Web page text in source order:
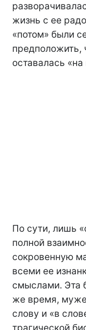
жизнь с ее
«потом» были
предположить,
оставалась «на
По сути, лишь
полной
сокровенную
всеми ее
смыслами. Эта
же время,
слову и «в